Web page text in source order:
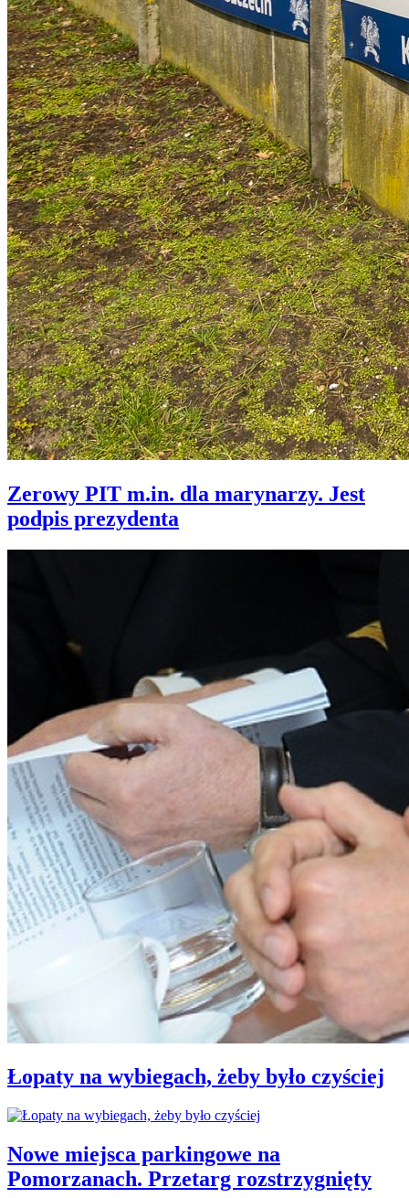
Zerowy PIT m.in. dla marynarzy. Jest
podpis prezydenta
Łopaty na wybiegach, żeby było czyściej
Nowe miejsca parkingowe na
Pomorzanach. Przetarg rozstrzygnięty